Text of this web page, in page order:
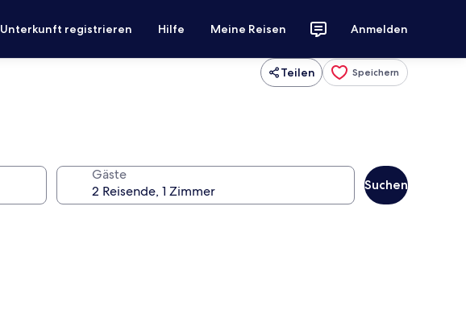
Unterkunft registrieren Hilfe Meine Reisen Anmelden
Teilen Speichern
Gäste
Suchen